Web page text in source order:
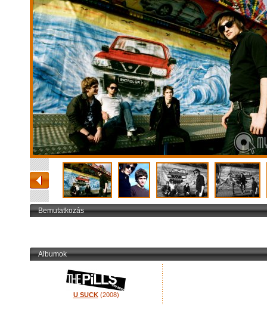
Bemutatkozás
Albumok
U SUCK(2008)